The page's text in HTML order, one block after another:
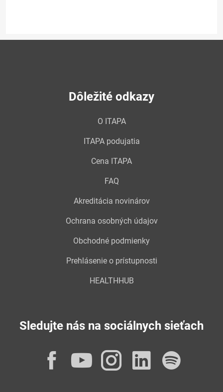
Dôležité odkazy
O ITAPA
ITAPA podujatia
Cena ITAPA
FAQ
Akreditácia novinárov
Ochrana osobných údajov
Obchodné podmienky
Prehlásenie o prístupnosti
HEALTHHUB
Sledujte nás na sociálnych sieťach
Facebook
YouTube
Instagram